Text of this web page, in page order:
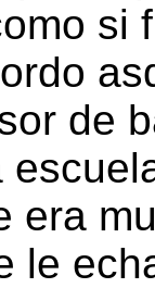
si
de
era
le